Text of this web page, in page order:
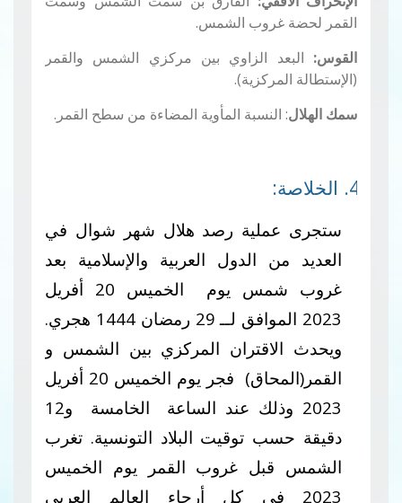
القمر لحضة غروب الشمس.
القوس: البعد الزاوي بين مركزي الشمس والقمر
(الإستطالة المركزية).
سمك الهلال: النسبة المأوية المضاءة من سطح القمر.
4. الخلاصة:
ستجرى عملية رصد هلال شهر شوال في
العديد من الدول العربية والإسلامية بعد
غروب شمس يوم الخميس 20 أفريل
2023 الموافق لــ 29 رمضان 1444 هجري.
ويحدث الاقتران المركزي بين الشمس و
القمر(المحاق) فجر يوم الخميس 20 أفريل
2023 وذلك عند الساعة الخامسة و12
دقيقة حسب توقيت البلاد التونسية. تغرب
الشمس قبل غروب القمر يوم الخميس
2023 في كل أرجاء العالم العربي